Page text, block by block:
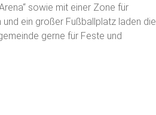
sowie mit einer Zone für
ein großer Fußballplatz laden die
gerne für Feste und